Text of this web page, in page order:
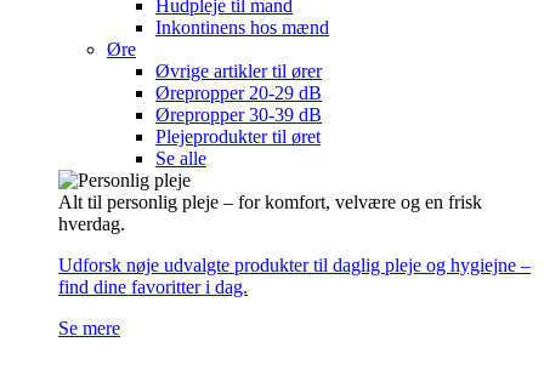
Hudpleje til mand
Inkontinens hos mænd
Øre
Øvrige artikler til ører
Ørepropper 20-29 dB
Ørepropper 30-39 dB
Plejeprodukter til øret
Se alle
Alt til personlig pleje – for komfort, velvære og en frisk
hverdag.
Udforsk nøje udvalgte produkter til daglig pleje og hygiejne –
find dine favoritter i dag.
Se mere